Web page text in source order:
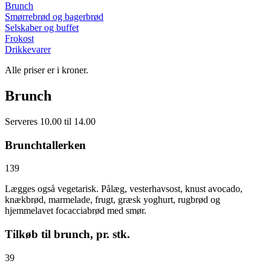
Brunch
Smørrebrød og bagerbrød
Selskaber og buffet
Frokost
Drikkevarer
Alle priser er i kroner.
Brunch
Serveres 10.00 til 14.00
Brunchtallerken
139
Lægges også vegetarisk. Pålæg, vesterhavsost, knust avocado,
knækbrød, marmelade, frugt, græsk yoghurt, rugbrød og
hjemmelavet focacciabrød med smør.
Tilkøb til brunch, pr. stk.
39